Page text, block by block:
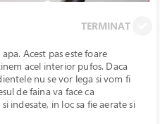
TERMINAT
Acest pas este foare
acel interior pufos. Daca
nu se vor lega si vom fi
de faina va face ca
indesate, in loc sa fie aerate si